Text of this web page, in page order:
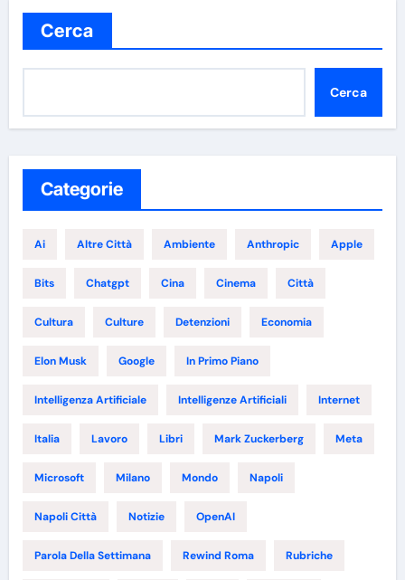
Cerca
Cerca
Categorie
Ai Altre Città Ambiente Anthropic Apple
Bits Chatgpt Cina Cinema Città
Cultura Culture Detenzioni Economia
Elon Musk Google In Primo Piano
Intelligenza Artificiale Intelligenze Artificiali Internet
Italia Lavoro Libri Mark Zuckerberg Meta
Microsoft Milano Mondo Napoli
Napoli Città Notizie OpenAI
Parola Della Settimana Rewind Roma Rubriche